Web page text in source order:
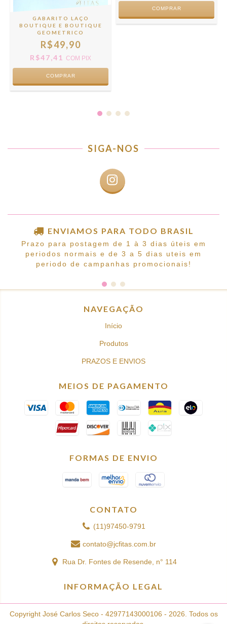
GABARITO LAÇO
BOUTIQUE E BOUTIQUE
GEOMETRICO
R$49,90
R$47,41 COM PIX
SIGA-NOS
ENVIAMOS PARA TODO BRASIL
Prazo para postagem de 1 à 3 dias úteis em
periodos normais e de 3 a 5 dias uteis em
periodo de campanhas promocionais!
NAVEGAÇÃO
Início
Produtos
PRAZOS E ENVIOS
MEIOS DE PAGAMENTO
FORMAS DE ENVIO
CONTATO
(11)97450-9791
contato@jcfitas.com.br
Rua Dr. Fontes de Resende, n° 114
INFORMAÇÃO LEGAL
Copyright José Carlos Seco - 42977143000106 - 2026. Todos os